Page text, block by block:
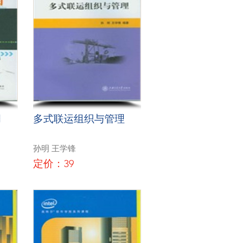
多式联运组织与管理
孙明 王学锋
定价：39